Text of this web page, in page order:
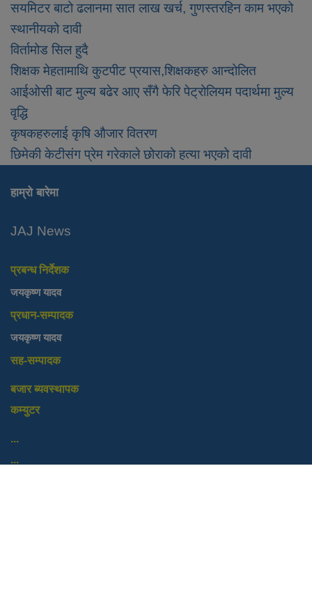
सयमिटर बाटो ढलानमा सात लाख खर्च, गुणस्तरहिन काम भएको
स्थानीयको दावी
विर्तामोड सिल हुदै
शिक्षक मेहतामाथि कुटपीट प्रयास,शिक्षकहरु आन्दोलित
आईओसी बाट मुल्य बढेर आए सँगै फेरि पेट्रोलियम पदार्थमा मुल्य
वृद्धि
कृषकहरुलाई कृषि औजार वितरण
छिमेकी केटीसंग प्रेम गरेकाले छोराको हत्या भएको दावी
हाम्रो बारेमा
JAJ News
प्रबन्ध निर्देशक
जयकृष्ण यादव
प्रधान-सम्पादक
जयकृष्ण यादव
सह-सम्पादक
बजार ब्यवस्थापक
कम्युटर
...
...